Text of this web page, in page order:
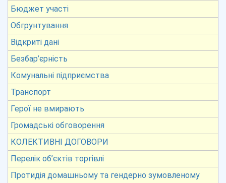
Бюджет участі
Обгрунтування
Відкриті дані
Безбар’єрність
Комунальні підприємства
Транспорт
Герої не вмирають
Громадські обговорення
КОЛЕКТИВНІ ДОГОВОРИ
Перелік об’єктів торгівлі
Протидія домашньому та гендерно зумовленому